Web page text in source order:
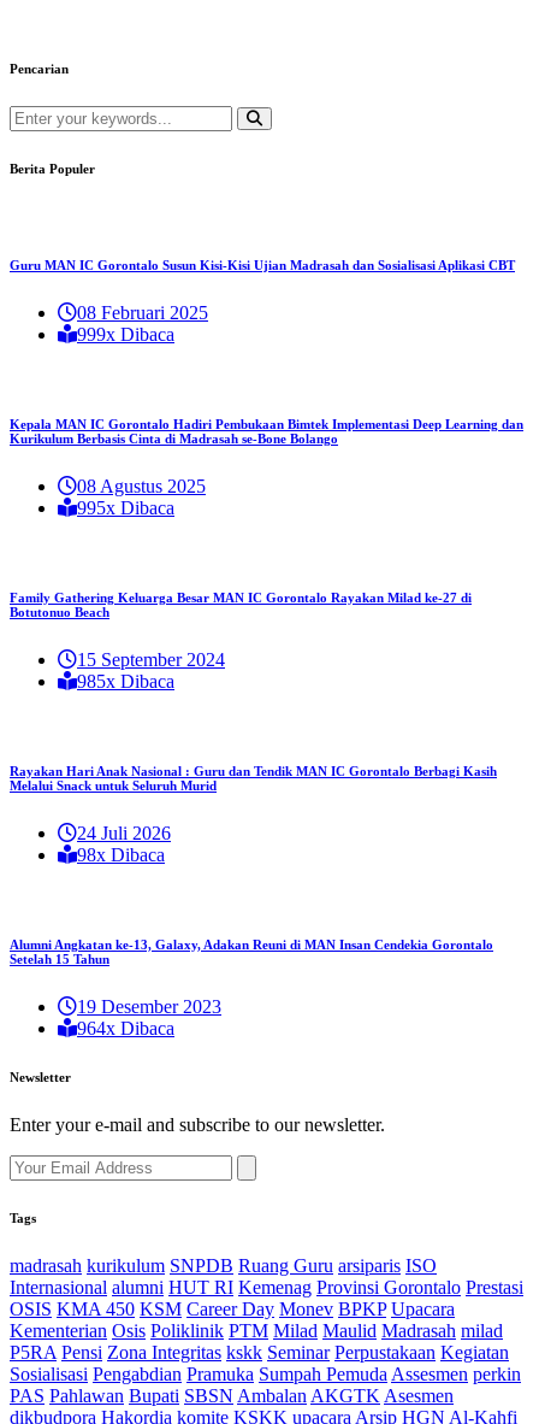
Pencarian
Berita Populer
Guru MAN IC Gorontalo Susun Kisi-Kisi Ujian Madrasah dan Sosialisasi Aplikasi CBT
08 Februari 2025
999x Dibaca
Kepala MAN IC Gorontalo Hadiri Pembukaan Bimtek Implementasi Deep Learning dan
Kurikulum Berbasis Cinta di Madrasah se-Bone Bolango
08 Agustus 2025
995x Dibaca
Family Gathering Keluarga Besar MAN IC Gorontalo Rayakan Milad ke-27 di
Botutonuo Beach
15 September 2024
985x Dibaca
Rayakan Hari Anak Nasional : Guru dan Tendik MAN IC Gorontalo Berbagi Kasih
Melalui Snack untuk Seluruh Murid
24 Juli 2026
98x Dibaca
Alumni Angkatan ke-13, Galaxy, Adakan Reuni di MAN Insan Cendekia Gorontalo
Setelah 15 Tahun
19 Desember 2023
964x Dibaca
Newsletter
Enter your e-mail and subscribe to our newsletter.
Tags
madrasah kurikulum SNPDB Ruang Guru arsiparis ISO
Internasional alumni HUT RI Kemenag Provinsi Gorontalo Prestasi
OSIS KMA 450 KSM Career Day Monev BPKP Upacara
Kementerian Osis Poliklinik PTM Milad Maulid Madrasah milad
P5RA Pensi Zona Integritas kskk Seminar Perpustakaan Kegiatan
Sosialisasi Pengabdian Pramuka Sumpah Pemuda Assesmen perkin
PAS Pahlawan Bupati SBSN Ambalan AKGTK Asesmen
dikbudpora Hakordia komite KSKK upacara Arsip HGN Al-Kahfi